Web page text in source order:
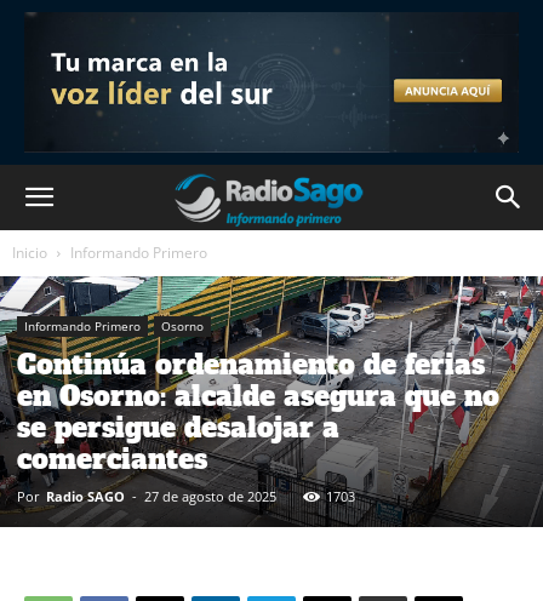
Inicio Informando Primero
Informando Primero Osorno
Continúa ordenamiento de ferias
en Osorno: alcalde asegura que no
se persigue desalojar a
comerciantes
Por Radio SAGO - 27 de agosto de 2025 1703